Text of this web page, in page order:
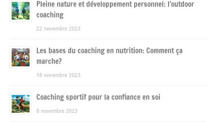
Pleine nature et développement personnel: l’outdoor
coaching
22 novembre 2023
Les bases du coaching en nutrition: Comment ça
marche?
18 novembre 2023
Coaching sportif pour la confiance en soi
8 novembre 2023